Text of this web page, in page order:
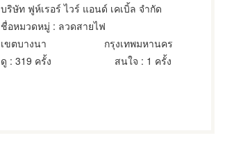
บริษัท ฟูห์เรอร์ ไวร์ แอนด์ เคเบิ้ล จำกัด
ชื่อหมวดหมู่ : ลวดสายไฟ
เขตบางนา
กรุงเทพมหานคร
ดู : 319 ครั้ง สนใจ : 1 ครั้ง